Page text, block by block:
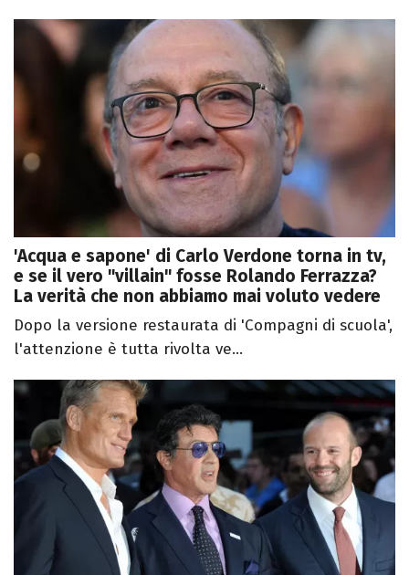
'Acqua e sapone' di Carlo Verdone torna in tv,
e se il vero "villain" fosse Rolando Ferrazza?
La verità che non abbiamo mai voluto vedere
Dopo la versione restaurata di 'Compagni di scuola',
l'attenzione è tutta rivolta ve...